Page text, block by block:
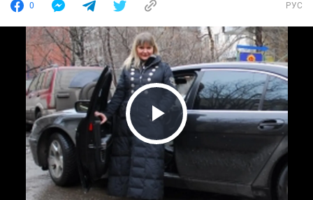
0 РУС
Play Video